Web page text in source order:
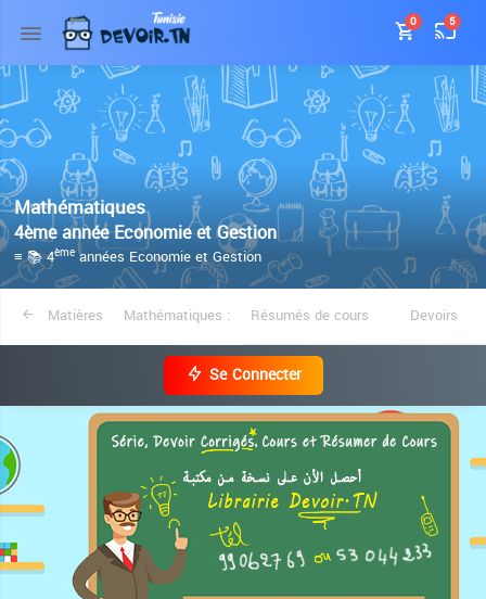
0 5
Mathématiques
4ème année Economie et Gestion
≡ 📚 4èmeannées Economie et Gestion
Matières Mathématiques : Résumés de cours Devoirs
Se Connecter